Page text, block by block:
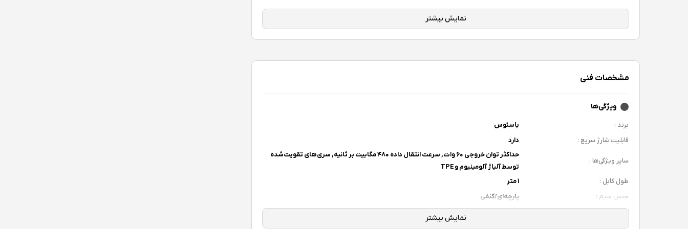
استاندارد PD نسخه ۲.۰ از شارژ سریع پشتیبانی می‌کند. بنابراین درصورتی‌که گوشی شما از این دو استاندارد پشتیبانی کند، افزایش ۴۰
درصدی سرعت شارژ را نسبت به شارژرهای معمولی تجربه خواهید کرد. فناوری QC3.0 که اتلاف انرژی و تبدیل انرژی به گرما را به
از نظر جنس بدنه، روکش این کابل از ترکیب نایلونِ با چگالی بالا و کناف محکم بافته‌شده‌است که دربرابر پارگی، خمیدگی و سایش
منعطف) ساخته شده‌اند تا هنگام استفاده احساس بهتری به شما انتقال بدهند. استفاده از آلیاژ آلومینیوم این کابل را دربرابر
مشخصات فنی
ویژگی‌ها
برند :
باسئوس
قابلیت شارژ سریع :
دارد
سایر ویژگی‌ها :
حداکثر توان خروجی ۶۰ وات, سرعت انتقال داده ۴۸۰ مگابیت بر ثانیه, سری‌های تقویت‌شده
توسط آلیاژ آلومینیوم و TPE
طول کابل :
۱ متر
جنس سیم :
پارچه‌ای/کنفی
نوع کابل :